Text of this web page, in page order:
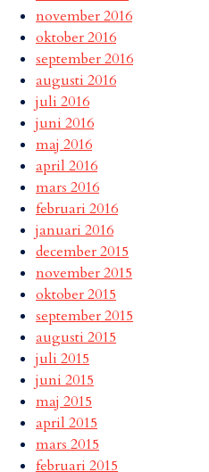
november 2016
oktober 2016
september 2016
augusti 2016
juli 2016
juni 2016
maj 2016
april 2016
mars 2016
februari 2016
januari 2016
december 2015
november 2015
oktober 2015
september 2015
augusti 2015
juli 2015
juni 2015
maj 2015
april 2015
mars 2015
februari 2015